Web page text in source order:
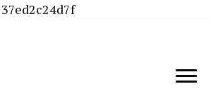
News Today, Haryana Live, Live